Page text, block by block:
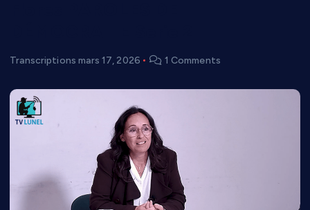
Transcriptions mars 17, 2026 1 Comments